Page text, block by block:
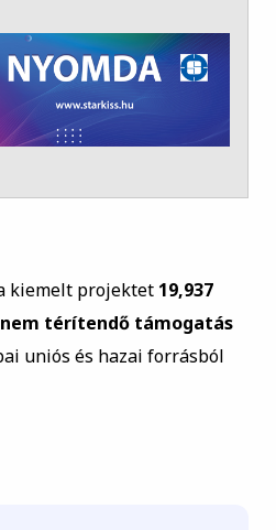
kiemelt projektet 19,937
térítendő támogatás
uniós és hazai forrásból